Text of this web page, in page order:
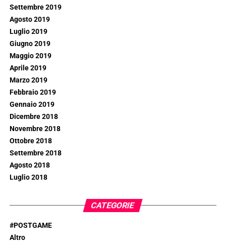
Settembre 2019
Agosto 2019
Luglio 2019
Giugno 2019
Maggio 2019
Aprile 2019
Marzo 2019
Febbraio 2019
Gennaio 2019
Dicembre 2018
Novembre 2018
Ottobre 2018
Settembre 2018
Agosto 2018
Luglio 2018
CATEGORIE
#POSTGAME
Altro